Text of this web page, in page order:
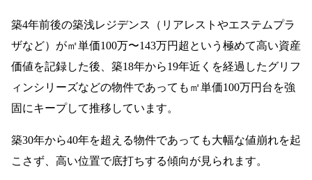
築4年前後の築浅レジデンス（リアレストやエステムプラ
ザなど）が㎡単価100万〜143万円超という極めて高い資産
価値を記録した後、築18年から19年近くを経過したグリフ
ィンシリーズなどの物件であっても㎡単価100万円台を強
固にキープして推移しています。
築30年から40年を超える物件であっても大幅な値崩れを起
こさず、高い位置で底打ちする傾向が見られます。